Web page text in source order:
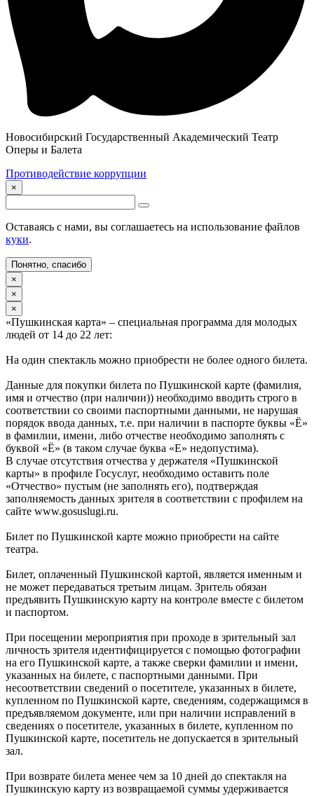
Новосибирский Государственный Академический Театр
Оперы и Балета
Противодействие коррупции
×
Оставаясь с нами, вы соглашаетесь на использование файлов
куки.
Понятно, спасибо
×
×
×
«Пушкинская карта» – специальная программа для молодых
людей от 14 до 22 лет:
На один спектакль можно приобрести не более одного билета.
Данные для покупки билета по Пушкинской карте (фамилия,
имя и отчество (при наличии)) необходимо вводить строго в
соответствии со своими паспортными данными, не нарушая
порядок ввода данных, т.е. при наличии в паспорте буквы «Ё»
в фамилии, имени, либо отчестве необходимо заполнять с
буквой «Ё» (в таком случае буква «Е» недопустима).
В случае отсутствия отчества у держателя «Пушкинской
карты» в профиле Госуслуг, необходимо оставить поле
«Отчество» пустым (не заполнять его), подтверждая
заполняемость данных зрителя в соответствии с профилем на
сайте www.gosuslugi.ru.
Билет по Пушкинской карте можно приобрести на сайте
театра.
Билет, оплаченный Пушкинской картой, является именным и
не может передаваться третьим лицам. Зритель обязан
предъявить Пушкинскую карту на контроле вместе с билетом
и паспортом.
При посещении мероприятия при проходе в зрительный зал
личность зрителя идентифицируется с помощью фотографии
на его Пушкинской карте, а также сверки фамилии и имени,
указанных на билете, с паспортными данными. При
несоответствии сведений о посетителе, указанных в билете,
купленном по Пушкинской карте, сведениям, содержащимся в
предъявляемом документе, или при наличии исправлений в
сведениях о посетителе, указанных в билете, купленном по
Пушкинской карте, посетитель не допускается в зрительный
зал.
При возврате билета менее чем за 10 дней до спектакля на
Пушкинскую карту из возвращаемой суммы удерживается